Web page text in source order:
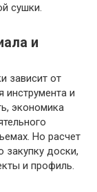
сушки.
и
зависит от
инструмента и
экономика
Но расчет
закупку доски,
и профиль.